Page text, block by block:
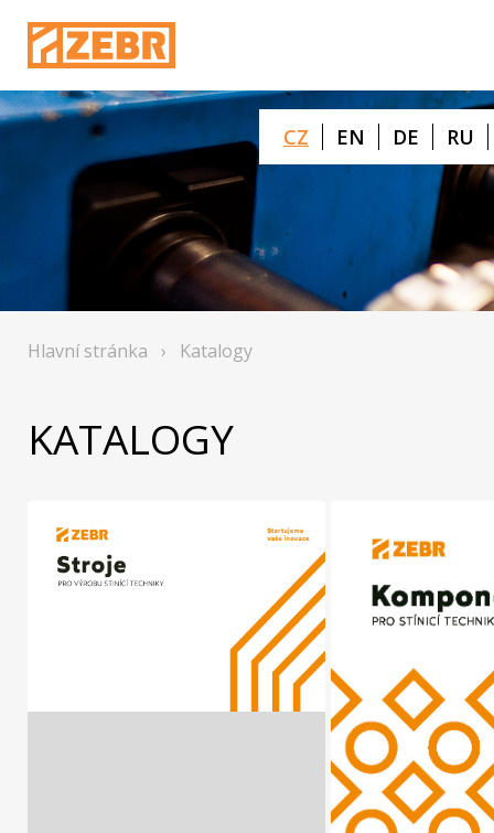
CZ EN DE RU
Hlavní stránka › Katalogy
KATALOGY